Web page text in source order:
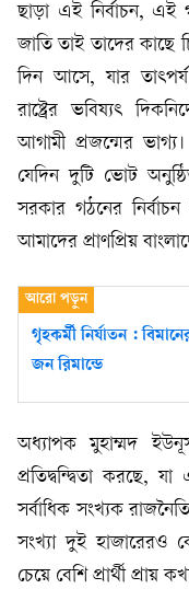
ছাড়া এই নির্বাচন,
জাতি তাই তাদের কাছে
দিন আসে, যার তাৎপর্য
রাষ্ট্রের ভবিষ্যৎ
আগামী প্রজন্মের
যেদিন দুটি ভোট
সরকার গঠনের
আমাদের প্রাণপ্রিয়
গৃহকর্মী নির্যাতন :
জন রিমান্ডে
অধ্যাপক মুহাম্মদ
প্রতিদ্বন্দ্বিতা করছে,
সর্বাধিক সংখ্যক
সংখ্যা দুই হাজারেরও
চেয়ে বেশি প্রার্থী প্রায়